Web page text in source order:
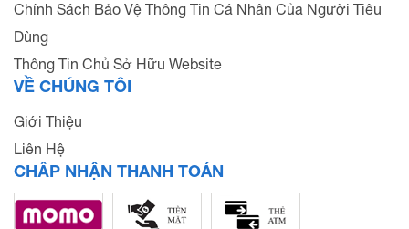
Chính Sách Bảo Vệ Thông Tin Cá Nhân Của Người Tiêu
Dùng
Thông Tin Chủ Sở Hữu Website
VỀ CHÚNG TÔI
Giới Thiệu
Liên Hệ
CHẤP NHẬN THANH TOÁN